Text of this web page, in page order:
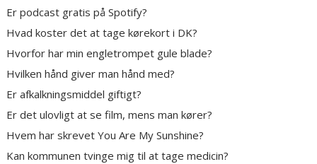
Er podcast gratis på Spotify?
Hvad koster det at tage kørekort i DK?
Hvorfor har min engletrompet gule blade?
Hvilken hånd giver man hånd med?
Er afkalkningsmiddel giftigt?
Er det ulovligt at se film, mens man kører?
Hvem har skrevet You Are My Sunshine?
Kan kommunen tvinge mig til at tage medicin?